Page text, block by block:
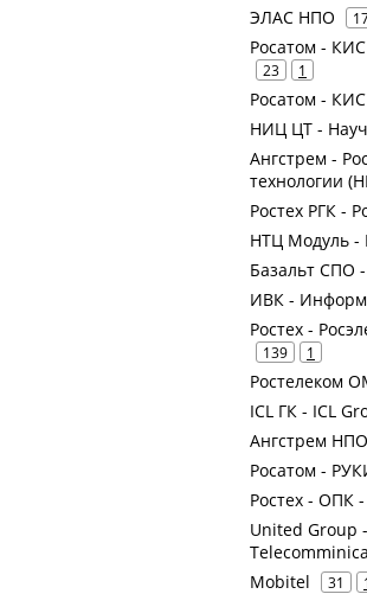
ЭЛАС НПО
Росатом -
23 1
Росатом -
НИЦ ЦТ -
Ангстрем -
технологии
Ростех РГК -
НТЦ Модуль -
Базальт СПО
ИВК -
Ростех -
139 1
Ростелеком
ICL ГК - ICL
Ангстрем НПО
Росатом -
Ростех - ОПК
United Group
Mobitel 31